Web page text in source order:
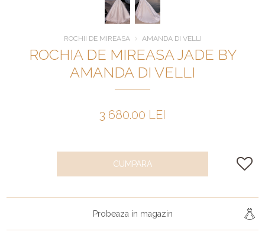
ROCHII DE MIREASA AMANDA DI VELLI
ROCHIA DE MIREASA JADE BY
AMANDA DI VELLI
3 680.00 LEI
CUMPARA
Probeaza in magazin